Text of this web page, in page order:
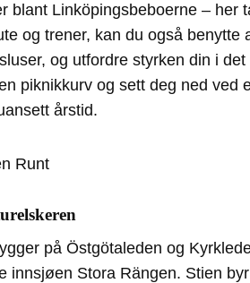
Linköpingsbeboerne – her
og trener, kan du også benytte
og utfordre styrken din i
piknikkurv og sett deg ned ved
årstid.
på Östgötaleden og
innsjøen Stora Rängen. Stien